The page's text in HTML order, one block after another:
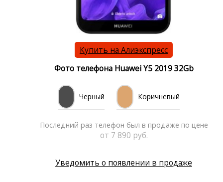
Купить на Алиэкспресс
Фото телефона Huawei Y5 2019 32Gb
Черный Коричневый
Последний раз телефон был в продаже по цене
от 7 890 руб.
Уведомить о появлении в продаже